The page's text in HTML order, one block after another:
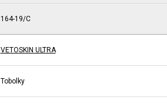
164-19/C
VETOSKIN ULTRA
Tobolky